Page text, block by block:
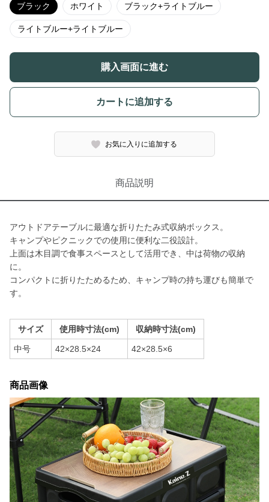
ブラック ホワイト ブラック+ライトブルー
ライトブルー+ライトブルー
購入画面に進む
カートに追加する
お気に入りに追加する
商品説明
アウトドアテーブルに最適な折りたたみ式収納ボックス。
キャンプやピクニックでの使用に便利な二役設計。
上面は木目調で食事スペースとして活用でき、中は荷物の収納
に。
コンパクトに折りたためるため、キャンプ時の持ち運びも簡単で
す。
サイズ 使用時寸法(cm) 収納時寸法(cm)
中号 42×28.5×24 42×28.5×6
商品画像